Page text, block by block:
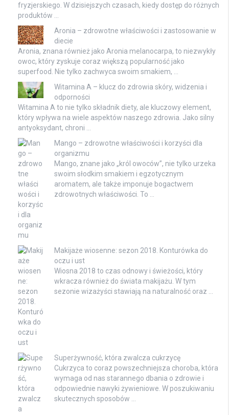
fryzjerskiego. W dzisiejszych czasach, kiedy dostęp do różnych
produktów …
Aronia – zdrowotne właściwości i zastosowanie w
diecie
Aronia, znana również jako Aronia melanocarpa, to niezwykły
owoc, który zyskuje coraz większą popularność jako
superfood. Nie tylko zachwyca swoim smakiem, …
Witamina A – klucz do zdrowia skóry, widzenia i
odporności
Witamina A to nie tylko składnik diety, ale kluczowy element,
który wpływa na wiele aspektów naszego zdrowia. Jako silny
antyoksydant, chroni …
Mango – zdrowotne właściwości i korzyści dla
organizmu
Mango, znane jako „król owoców”, nie tylko urzeka
swoim słodkim smakiem i egzotycznym
aromatem, ale także imponuje bogactwem
zdrowotnych właściwości. To …
Makijaże wiosenne: sezon 2018. Konturówka do
oczu i ust
Wiosna 2018 to czas odnowy i świeżości, który
wkracza również do świata makijażu. W tym
sezonie wizażyści stawiają na naturalność oraz …
Superżywność, która zwalcza cukrzycę
Cukrzyca to coraz powszechniejsza choroba, która
wymaga od nas starannego dbania o zdrowie i
odpowiednie nawyki żywieniowe. W poszukiwaniu
skutecznych sposobów …